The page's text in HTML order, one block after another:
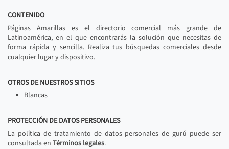
CONTENIDO
Páginas Amarillas es el directorio comercial más grande de
Latinoamérica, en el que encontrarás la solución que necesitas de
forma rápida y sencilla. Realiza tus búsquedas comerciales desde
cualquier lugar y dispositivo.
OTROS DE NUESTROS SITIOS
Blancas
PROTECCIÓN DE DATOS PERSONALES
La política de tratamiento de datos personales de gurú puede ser
consultada en Términos legales.